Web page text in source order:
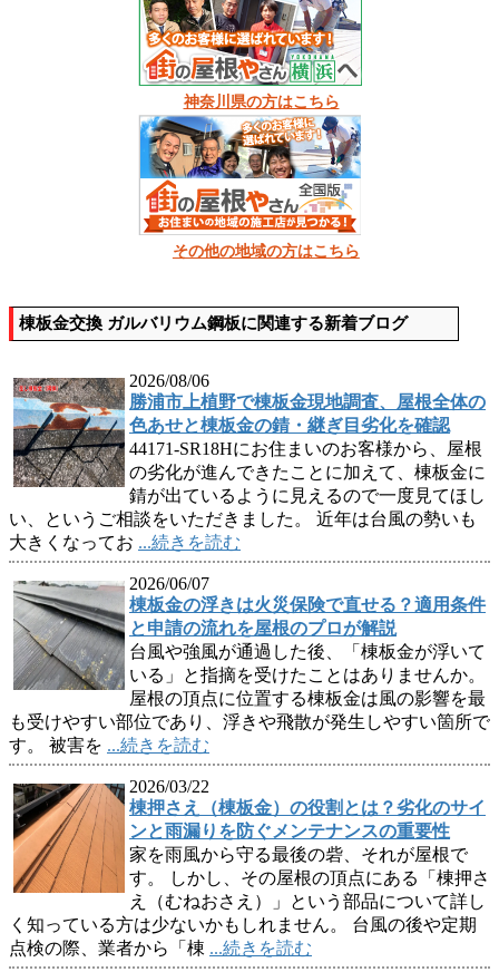
神奈川県の方はこちら
その他の地域の方はこちら
棟板金交換 ガルバリウム鋼板に関連する新着ブログ
2026/08/06
勝浦市上植野で棟板金現地調査、屋根全体の
色あせと棟板金の錆・継ぎ目劣化を確認
44171-SR18Hにお住まいのお客様から、屋根
の劣化が進んできたことに加えて、棟板金に
錆が出ているように見えるので一度見てほし
い、というご相談をいただきました。 近年は台風の勢いも
大きくなってお ...続きを読む
2026/06/07
棟板金の浮きは火災保険で直せる？適用条件
と申請の流れを屋根のプロが解説
台風や強風が通過した後、「棟板金が浮いて
いる」と指摘を受けたことはありませんか。
屋根の頂点に位置する棟板金は風の影響を最
も受けやすい部位であり、浮きや飛散が発生しやすい箇所で
す。 被害を ...続きを読む
2026/03/22
棟押さえ（棟板金）の役割とは？劣化のサイ
ンと雨漏りを防ぐメンテナンスの重要性
家を雨風から守る最後の砦、それが屋根で
す。 しかし、その屋根の頂点にある「棟押さ
え（むねおさえ）」という部品について詳し
く知っている方は少ないかもしれません。 台風の後や定期
点検の際、業者から「棟 ...続きを読む